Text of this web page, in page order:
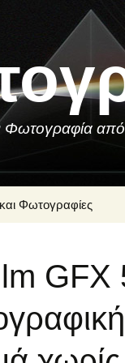
Φωτογραφία από
Φωτογραφίες
και
για τη GFX